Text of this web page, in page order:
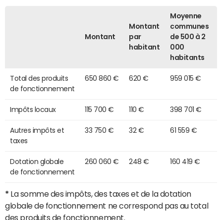
Montant
Montant
par
habitant
Moyenne
communes
de 500 à 2
000
habitants
Total des produits
de fonctionnement
650 860 € 620 € 959 015 €
Impôts locaux 115 700 € 110 € 398 701 €
Autres impôts et
taxes
33 750 € 32 € 61 559 €
Dotation globale
de fonctionnement
260 060 € 248 € 160 419 €
* La somme des impôts, des taxes et de la dotation
globale de fonctionnement ne correspond pas au total
des produits de fonctionnement.